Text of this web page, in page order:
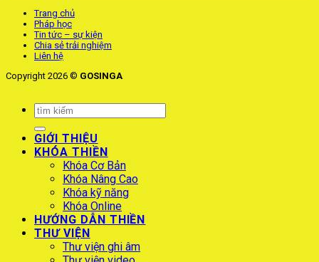
Trang chủ
Pháp học
Tin tức – sự kiện
Chia sẻ trải nghiệm
Liên hệ
Copyright 2026 © GOSINGA
GIỚI THIỆU
KHÓA THIỀN
Khóa Cơ Bản
Khóa Nâng Cao
Khóa kỹ năng
Khóa Online
HƯỚNG DẪN THIỀN
THƯ VIỆN
Thư viện ghi âm